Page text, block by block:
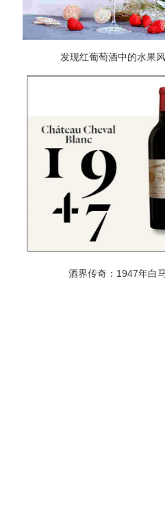
发现红葡萄酒中的水果
酒界传奇：1947年白